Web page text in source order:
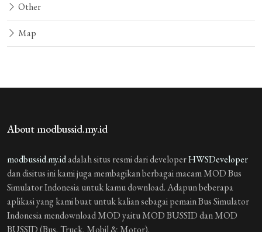
Other
Map
About modbussid.my.id
modbussid.my.idadalah situs resmi dari developerHWSDeveloper
dan disitus ini kami juga membagikan berbagai macam MOD Bus
Simulator Indonesia untuk kamu download. Adapun beberapa
aplikasi yang kami buat untuk kalian sebagai pemain Bus Simulator
Indonesia mendownload MOD yaitu MOD BUSSID dan MOD
BUSSID (Bus, Truck, Mobil & Motor).